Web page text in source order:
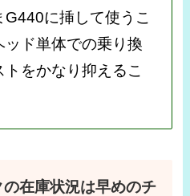
に挿して使うこ
ッド単体での乗り換
をかなり抑えるこ
の在庫状況は早めのチ